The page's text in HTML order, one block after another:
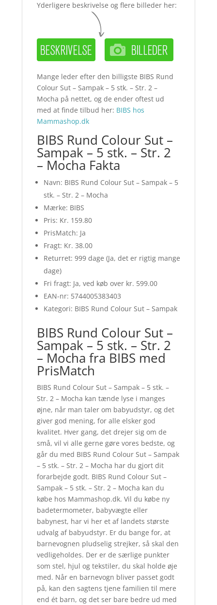
Yderligere beskrivelse og flere billeder her:
Mange leder efter den billigste BIBS Rund
Colour Sut – Sampak – 5 stk. – Str. 2 –
Mocha på nettet, og de ender oftest ud
med at finde tilbud her: BIBS hos
Mammashop.dk
BIBS Rund Colour Sut –
Sampak – 5 stk. – Str. 2
– Mocha Fakta
Navn: BIBS Rund Colour Sut – Sampak – 5
stk. – Str. 2 – Mocha
Mærke: BIBS
Pris: Kr. 159.80
PrisMatch: Ja
Fragt: Kr. 38.00
Returret: 999 dage (Ja, det er rigtig mange
dage)
Fri fragt: Ja, ved køb over kr. 599.00
EAN-nr: 5744005383403
Kategori: BIBS Rund Colour Sut – Sampak
BIBS Rund Colour Sut –
Sampak – 5 stk. – Str. 2
– Mocha fra BIBS med
PrisMatch
BIBS Rund Colour Sut – Sampak – 5 stk. –
Str. 2 – Mocha kan tænde lyse i manges
øjne, når man taler om babyudstyr, og det
giver god mening, for alle elsker god
kvalitet. Hver gang, det drejer sig om de
små, vil vi alle gerne gøre vores bedste, og
går du med BIBS Rund Colour Sut – Sampak
– 5 stk. – Str. 2 – Mocha har du gjort dit
forarbejde godt. BIBS Rund Colour Sut –
Sampak – 5 stk. – Str. 2 – Mocha kan du
købe hos Mammashop.dk. Vil du købe ny
badetermometer, babyvægte eller
babynest, har vi her et af landets største
udvalg af babyudstyr. Er du bange for, at
barnevognen pludselig strejker, så skal den
vedligeholdes. Der er de særlige punkter
som stel, hjul og tekstiler, du skal holde øje
med. Når en barnevogn bliver passet godt
på, kan den sagtens tjene familien til mere
end ét barn, og det ser bare bedre ud med